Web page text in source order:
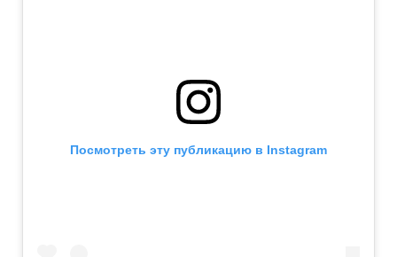
Посмотреть эту публикацию в Instagram